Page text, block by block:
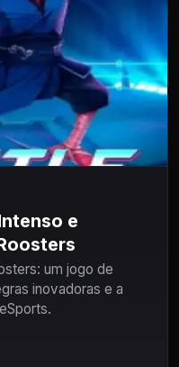
e
um jogo de
inovadoras e a